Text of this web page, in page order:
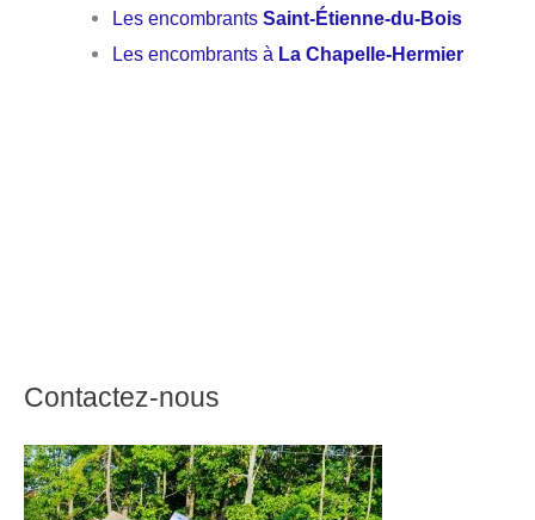
Les encombrantsSaint-Étienne-du-Bois
Les encombrants à La Chapelle-Hermier
Contactez-nous